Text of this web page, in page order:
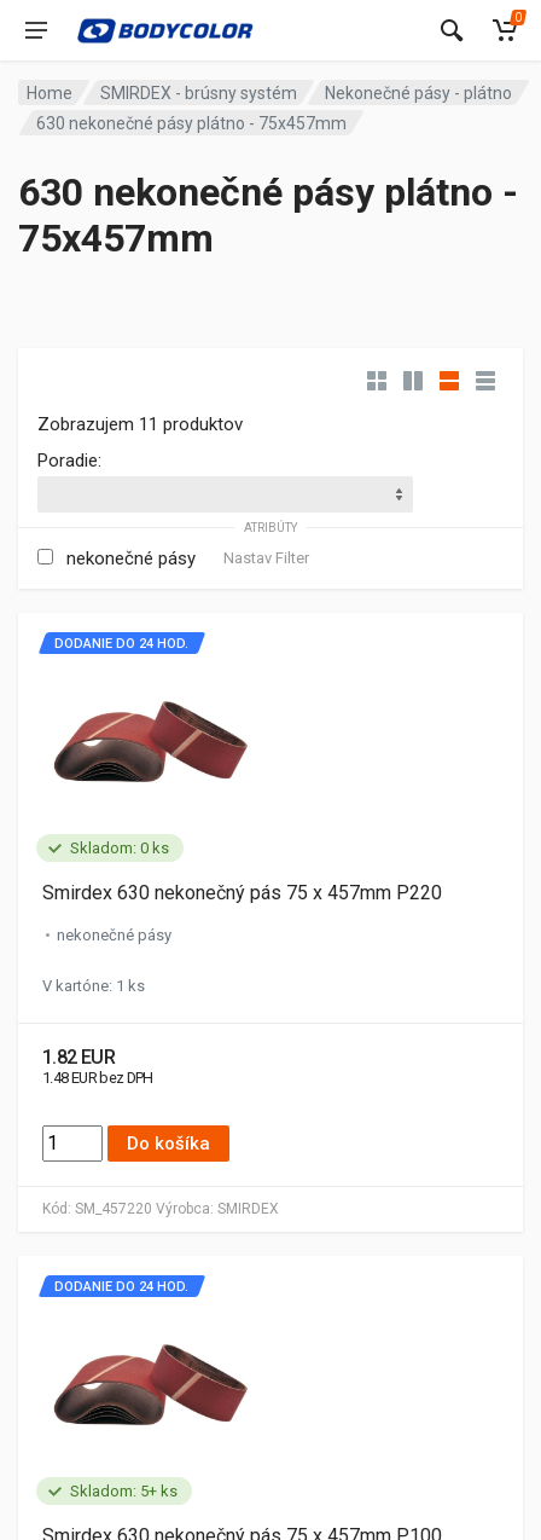
0
Home SMIRDEX - brúsny systém
Nekonečné pásy - plátno
630 nekonečné pásy plátno - 75x457mm
630 nekonečné pásy plátno -
75x457mm
Zobrazujem 11 produktov
Poradie:
ATRIBÚTY
nekonečné pásy Nastav Filter
Skladom: 0 ks
Kód: SM_457220 Výrobca: SMIRDEX
DODANIE DO 24 HOD.
Smirdex 630 nekonečný pás 75 x 457mm P220
nekonečné pásy
V kartóne: 1 ks
1.82 EUR
1.48 EUR bez DPH
Do košíka
Skladom: 5+ ks
DODANIE DO 24 HOD.